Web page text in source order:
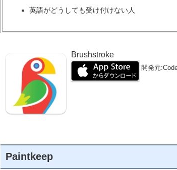
英語がどうしても受け付けない人
Brushstroke
開発元:
Paintkeep